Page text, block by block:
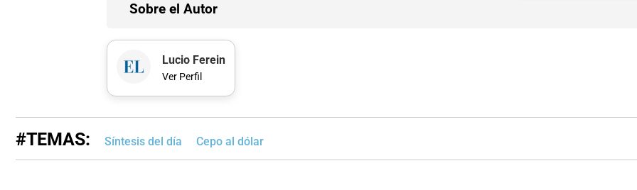
Sobre el Autor
Lucio Ferein
Ver Perfil
#TEMAS: Síntesis del día Cepo al dólar